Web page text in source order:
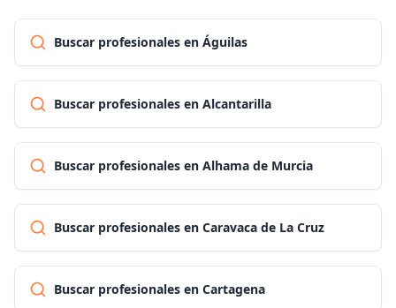
Buscar profesionales en Águilas
Buscar profesionales en Alcantarilla
Buscar profesionales en Alhama de Murcia
Buscar profesionales en Caravaca de La Cruz
Buscar profesionales en Cartagena